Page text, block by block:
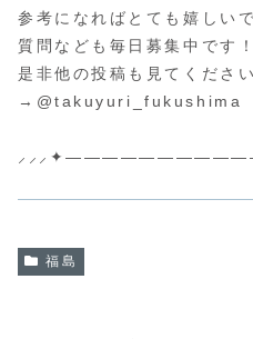
参考になればとても嬉しい
質問なども毎日募集中です！
是非他の投稿も見てください
→@takuyuri_fukushima
福島